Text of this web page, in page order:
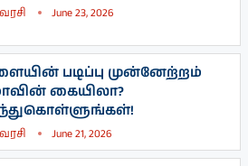
June 23, 2026
படிப்பு முன்னேற்றம்
கையிலா?
June 21, 2026